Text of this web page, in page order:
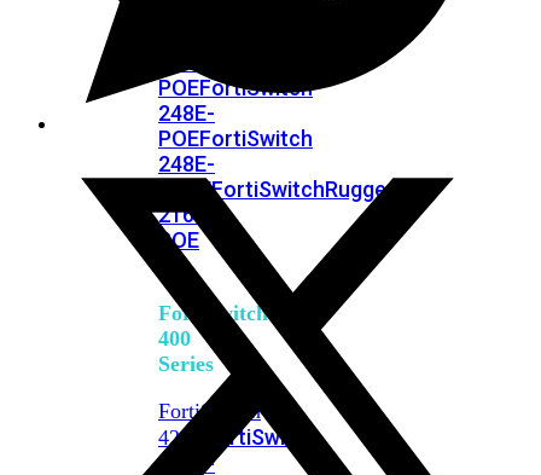
POEFortiSwitch
248E-
POEFortiSwitch
248E-
FPOEFortiSwitchRugged
216F-
POE
FortiSwitch
400
Series
FortiSwitch
424E
FortiSwitch
424E-